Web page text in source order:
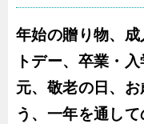
年始の贈り物、
トデー、卒業・
元、敬老の日、
う、一年を通し